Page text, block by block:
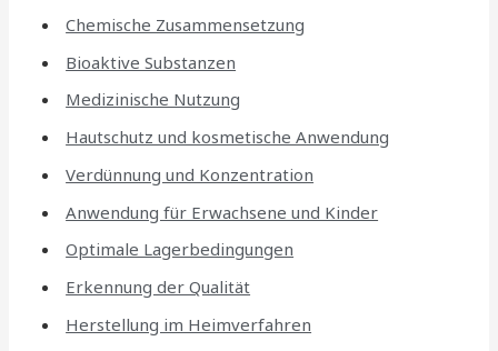
Chemische Zusammensetzung
Bioaktive Substanzen
Medizinische Nutzung
Hautschutz und kosmetische Anwendung
Verdünnung und Konzentration
Anwendung für Erwachsene und Kinder
Optimale Lagerbedingungen
Erkennung der Qualität
Herstellung im Heimverfahren